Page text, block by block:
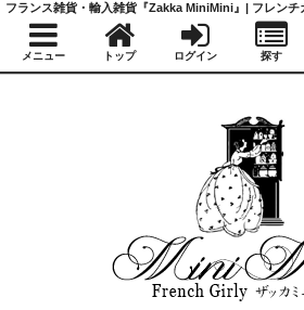
メニュー トップ ログイン 探す